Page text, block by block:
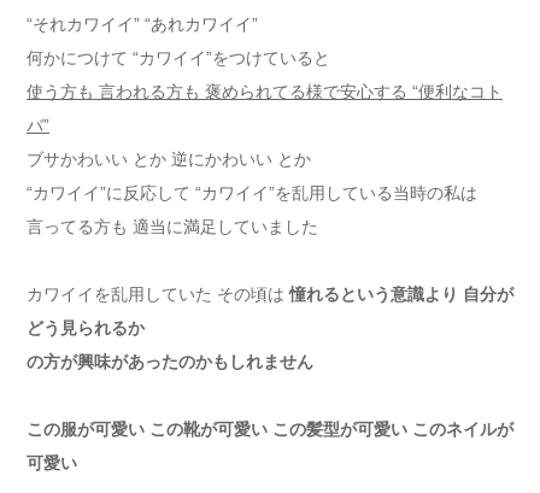
“それカワイイ” “あれカワイイ”
何かにつけて “カワイイ”をつけていると
使う方も 言われる方も 褒められてる様で安心する “便利なコト
バ”
ブサかわいい とか 逆にかわいい とか
“カワイイ”に反応して “カワイイ”を乱用している当時の私は
言ってる方も 適当に満足していました
カワイイを乱用していた その頃は憧れるという意識より 自分が
どう見られるか
の方が興味があったのかもしれません
この服が可愛い この靴が可愛い この髪型が可愛い このネイルが
可愛い